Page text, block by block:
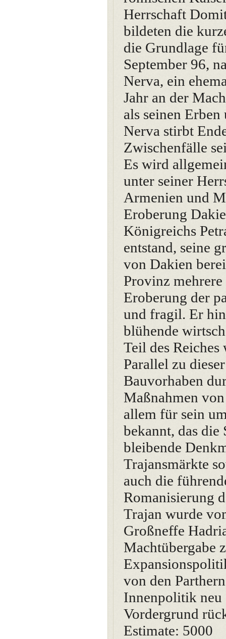
Herrschaft
bildeten die
die Grundlage
September 96,
Nerva, ein
Jahr an der
als seinen
Nerva stirbt
Zwischenfälle
Es wird
unter seiner
Armenien und
Eroberung
Königreichs
entstand, seine
von Dakien
Provinz
Eroberung der
und fragil. Er
blühende
Teil des Reiches
Parallel zu
Bauvorhaben
Maßnahmen
allem für sein
bekannt, das die
bleibende
Trajansmärkte
auch die
Romanisierung
Trajan wurde
Großneffe
Machtübergabe
von den
Innenpolitik neu
Vordergrund
Estimate: 5000